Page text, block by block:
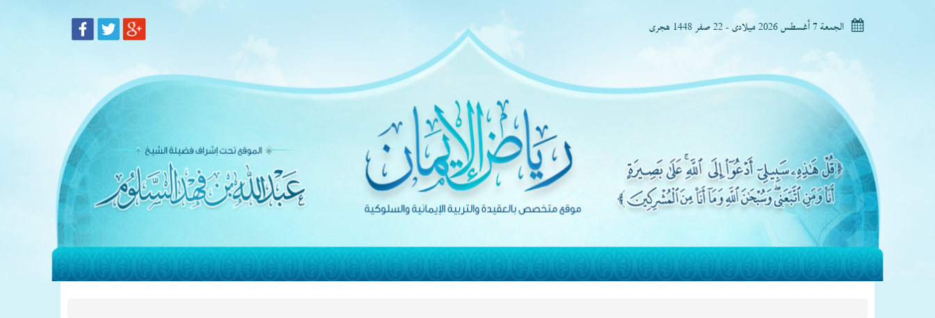
الجمعة 7 أغسطس 2026 ميلادى - 22 صفر 1448 هجرى